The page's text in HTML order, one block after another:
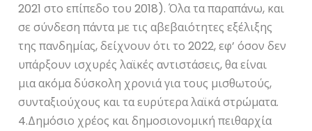
2021 στο επίπεδο του 2018). Όλα τα παραπάνω, και
σε σύνδεση πάντα με τις αβεβαιότητες εξέλιξης
της πανδημίας, δείχνουν ότι το 2022, εφ’ όσον δεν
υπάρξουν ισχυρές λαϊκές αντιστάσεις, θα είναι
μια ακόμα δύσκολη χρονιά για τους μισθωτούς,
συνταξιούχους και τα ευρύτερα λαϊκά στρώματα.
4.Δημόσιο χρέος και δημοσιονομική πειθαρχία